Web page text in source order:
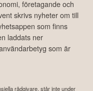
företagande och
skrivs nyheter om till
som finns
laddats ner
som är
rådgivare, står inte under